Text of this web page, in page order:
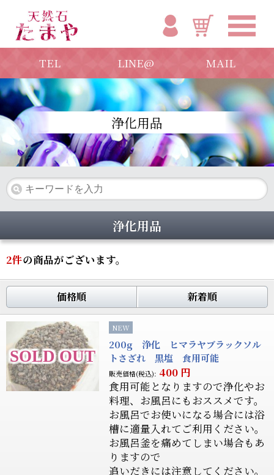
TEL LINE@ MAIL
浄化用品
浄化用品
2件の商品がございます。
価格順 新着順
NEW
200g 浄化 ヒマラヤブラックソル
トさざれ 黒塩 食用可能
販売価格(税込): 400 円
食用可能となりますので浄化やお
料理、お風呂にもおススメです。
お風呂でお使いになる場合には浴
槽に適量入れてご利用ください。
お風呂釜を痛めてしまい場合もあ
りますので
追いだきには注意してください。